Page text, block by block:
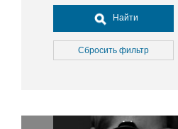
Досуг, туризм и отдых
Культура
Медицина
Окружающая среда
Найти
Сбросить фильтр